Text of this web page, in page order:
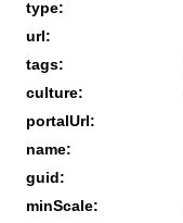
type:
url:
tags:
culture:
portalUrl:
name:
guid:
minScale: